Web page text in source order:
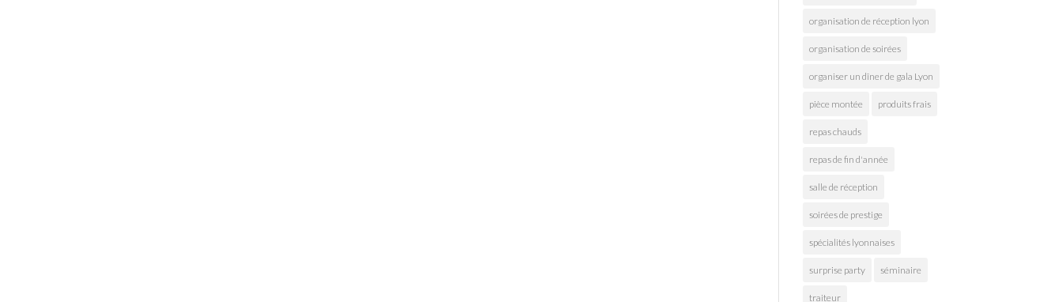
organisation de réception lyon
organisation de soirées
organiser un dîner de gala Lyon
pièce montée produits frais
repas chauds
repas de fin d'année
salle de réception
soirées de prestige
spécialités lyonnaises
surprise party séminaire
traiteur